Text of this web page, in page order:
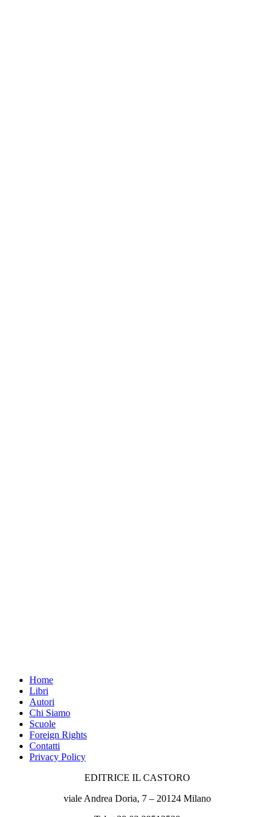
Home
Libri
Autori
Chi Siamo
Scuole
Foreign Rights
Contatti
Privacy Policy
EDITRICE IL CASTORO
viale Andrea Doria, 7 – 20124 Milano